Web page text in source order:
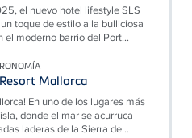
el nuevo hotel lifestyle SLS
toque de estilo a la bulliciosa
el moderno barrio del Port...
Mallorca
En uno de los lugares más
donde el mar se acurruca
laderas de la Sierra de...